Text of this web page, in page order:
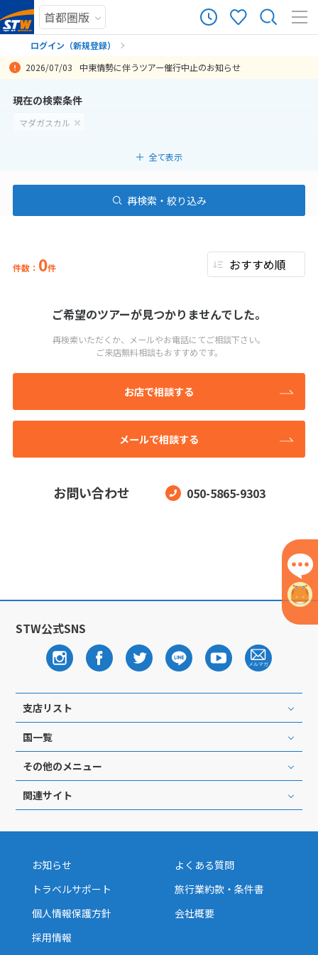
ログイン（新規登録）
2026/07/03 中東情勢に伴うツアー催行中止のお知らせ
現在の検索条件
マダガスカル
全て表示
再検索・絞り込み
件数： 0件
ご希望のツアーが見つかりませんでした。
再検索いただくか、メールやお電話にてご相談下さい。
ご来店無料相談もおすすめです。
お店で相談する
メールで相談する
お問い合わせ 050-5865-9303
STW公式SNS
支店リスト
国一覧
その他のメニュー
関連サイト
お知らせ
よくある質問
トラベルサポート
旅行業約款・条件書
個人情報保護方針
会社概要
採用情報